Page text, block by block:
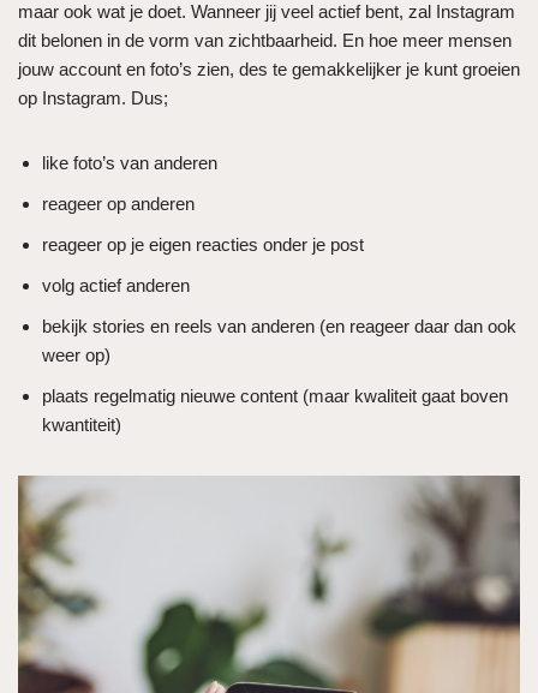
maar ook wat je doet. Wanneer jij veel actief bent, zal Instagram
dit belonen in de vorm van zichtbaarheid. En hoe meer mensen
jouw account en foto’s zien, des te gemakkelijker je kunt groeien
op Instagram. Dus;
like foto’s van anderen
reageer op anderen
reageer op je eigen reacties onder je post
volg actief anderen
bekijk stories en reels van anderen (en reageer daar dan ook
weer op)
plaats regelmatig nieuwe content (maar kwaliteit gaat boven
kwantiteit)